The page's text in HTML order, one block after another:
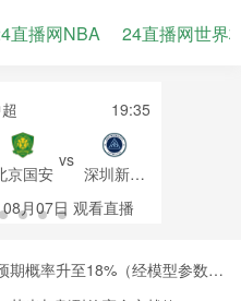
直播网NBA 24直播网世界
19:35
京国安
vs
深圳新鹏
城
08月07日 观看直播
期概率升至18%（经模型参数修